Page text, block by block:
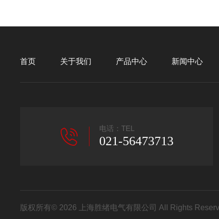
首页 关于我们 产品中心 新闻中心
电话：TEL
021-56473713
版权所有© 2026 上海胜绪电气有限公司 All Rights